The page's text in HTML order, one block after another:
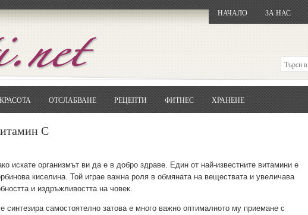
НАЧАЛО ЗА НАС
КРАСОТА ОТСЛАБВАНЕ РЕЦЕПТИ ФИТНЕС ХРАНЕНЕ
С
искате организмът ви да е в добро здраве. Един от най-известните витамини е
киселина. Той играе важна роля в обмяната на веществата и увеличава
и издръжливостта на човек.
самостоятелно затова е много важно оптималното му приемане с
ОтворетеGoogle.bg
... и я въведете в полето:
Сваляне